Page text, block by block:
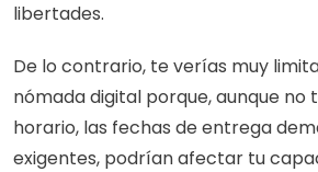
libertades.
De lo contrario, te verías muy
nómada digital porque, aunque no
horario, las fechas de entrega
exigentes, podrían afectar tu